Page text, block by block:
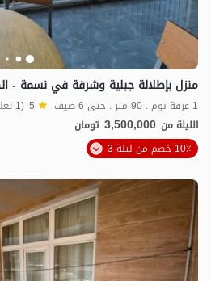
منزل بإطلالة جبلية وشرفة في نسمة -
1 غرفة نوم . 90 متر . حتى 6 ضيف 5 (1 تعليق)
الليلة من 3,500,000 تومان
10٪ خصم من ليلة 3